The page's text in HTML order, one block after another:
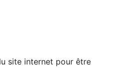
site internet pour être